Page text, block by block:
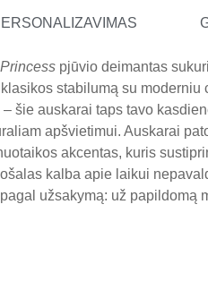
Princess pjūvio deimantas
stabilumą su
šie auskarai taps tavo
apšvietimui. Auskarai
akcentas, kuris
kalba apie laikui
užsakymą: už papildomą